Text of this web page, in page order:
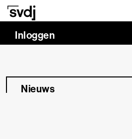
Naar hoofdinhoud
Inloggen
Nieuws